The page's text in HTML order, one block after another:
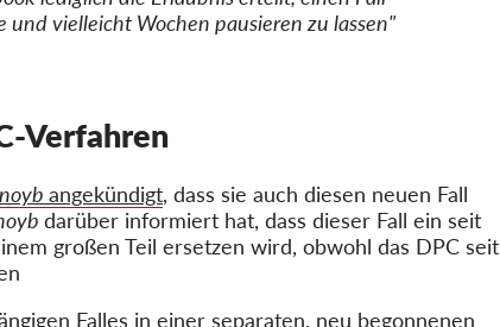
vielleicht Wochen pausieren zu lassen"
Verfahren
noyb angekündigt, dass sie auch diesen neuen Fall
darüber informiert hat, dass dieser Fall ein seit
großen Teil ersetzen wird, obwohl das DPC seit
Falles in einer separaten, neu begonnenen